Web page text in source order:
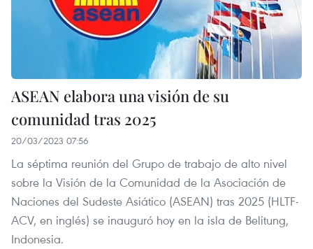
ASEAN elabora una visión de su
comunidad tras 2025
20/03/2023 07:56
La séptima reunión del Grupo de trabajo de alto nivel
sobre la Visión de la Comunidad de la Asociación de
Naciones del Sudeste Asiático (ASEAN) tras 2025 (HLTF-
ACV, en inglés) se inauguró hoy en la isla de Belitung,
Indonesia.